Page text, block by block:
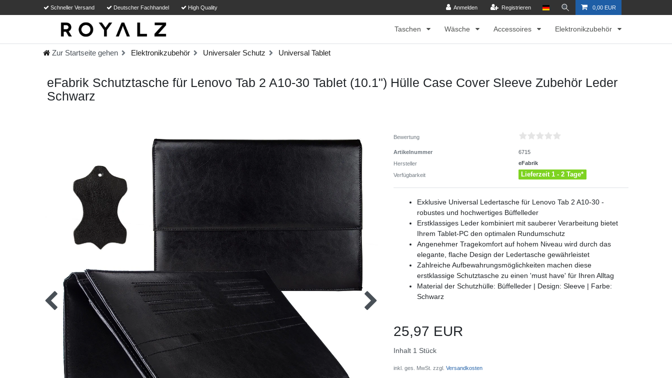
Schneller Versand Deutscher Fachhandel High Quality Anmelden Registrieren 0,00 EUR
Taschen Wäsche Accessoires Elektronikzubehör
Zur Startseite gehen Elektronikzubehör Universaler Schutz Universal Tablet
eFabrik Schutztasche für Lenovo Tab 2 A10-30 Tablet (10.1") Hülle Case Cover Sleeve Zubehör Leder
Schwarz
Bewertung
Artikelnummer
6715
Hersteller
eFabrik
Verfügbarkeit
Lieferzeit 1 - 2 Tage*
Exklusive Universal Ledertasche für Lenovo Tab 2 A10-30 -
robustes und hochwertiges Büffelleder
Erstklassiges Leder kombiniert mit sauberer Verarbeitung bietet
Ihrem Tablet-PC den optimalen Rundumschutz
Angenehmer Tragekomfort auf hohem Niveau wird durch das
elegante, flache Design der Ledertasche gewährleistet
Zahlreiche Aufbewahrungsmöglichkeiten machen diese
erstklassige Schutztasche zu einen 'must have' für Ihren Alltag
Material der Schutzhülle: Büffelleder | Design: Sleeve | Farbe:
Schwarz
25,97 EUR
Inhalt 1 Stück
inkl. ges. MwSt. zzgl. Versandkosten